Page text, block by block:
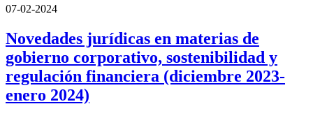
07-02-2024
Novedades jurídicas en materias de
gobierno corporativo, sostenibilidad y
regulación financiera (diciembre 2023-
enero 2024)